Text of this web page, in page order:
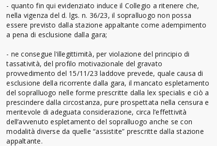
- quanto fin qui evidenziato induce il Collegio a ritenere che,
nella vigenza del d. lgs. n. 36/23, il sopralluogo non possa
essere previsto dalla stazione appaltante come adempimento
a pena di esclusione dalla gara;
- ne consegue l’illegittimità, per violazione del principio di
tassatività, del profilo motivazionale del gravato
provvedimento del 15/11/23 laddove prevede, quale causa di
esclusione della ricorrente dalla gara, il mancato espletamento
del sopralluogo nelle forme prescritte dalla lex specialis e ciò a
prescindere dalla circostanza, pure prospettata nella censura e
meritevole di adeguata considerazione, circa l’effettività
dell’avvenuto espletamento del sopralluogo anche se con
modalità diverse da quelle “assistite” prescritte dalla stazione
appaltante.